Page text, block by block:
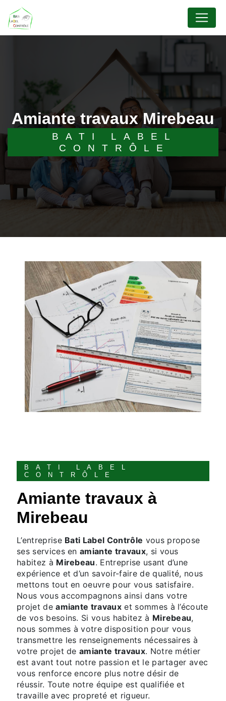
amiante travaux Mirebeau
BATI LABEL
CONTRÔLE
BATI LABEL
CONTRÔLE
amiante travaux à
Mirebeau
L’entreprise Bati Label Contrôle vous propose
ses services enamiante travaux, si vous
habitez à Mirebeau. Entreprise usant d’une
expérience et d’un savoir-faire de qualité, nous
mettons tout en oeuvre pour vous satisfaire.
Nous vous accompagnons ainsi dans votre
projet deamiante travaux et sommes à l’écoute
de vos besoins. Si vous habitez à Mirebeau,
nous sommes à votre disposition pour vous
transmettre les renseignements nécessaires à
votre projet deamiante travaux. Notre métier
est avant tout notre passion et le partager avec
vous renforce encore plus notre désir de
réussir. Toute notre équipe est qualifiée et
travaille avec propreté et rigueur.
Panneau de gestion des cookies